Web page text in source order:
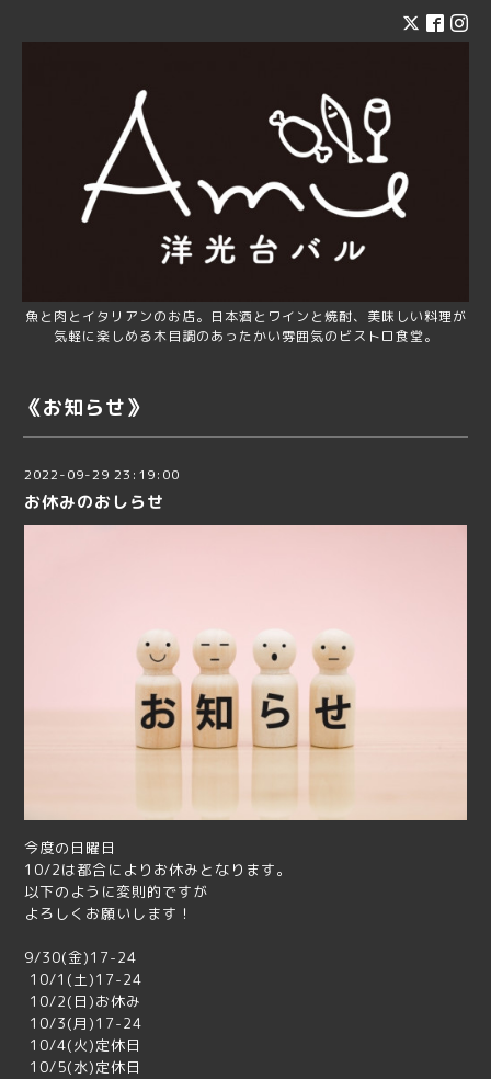
魚と肉とイタリアンのお店。日本酒とワインと焼酎、美味しい料理が
気軽に楽しめる木目調のあったかい雰囲気のビストロ食堂。
《お知らせ》
2022-09-29 23:19:00
お休みのおしらせ
今度の日曜日
10/2は都合によりお休みとなります。
以下のように変則的ですが
よろしくお願いします！
9/30(金)17-24
10/1(土)17-24
10/2(日)お休み
10/3(月)17-24
10/4(火)定休日
10/5(水)定休日